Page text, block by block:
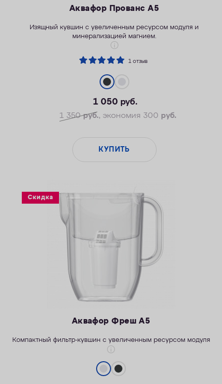
Аквафор Прованс А5
Изящный кувшин с увеличенным ресурсом модуля и
минерализацией магнием.
1 отзыв
1 050 руб.
1 350руб., экономия 300 руб.
КУПИТЬ
Скидка
Аквафор Фреш А5
Компактный фильтр-кувшин с увеличенным ресурсом модуля